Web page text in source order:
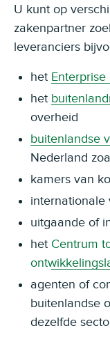
U kunt op
zakenpartner
leveranciers
het
het
overheid
buitenlandse
Nederland
kamers van
internationale
uitgaande of
het Centrum
agenten of
buitenlandse
dezelfde